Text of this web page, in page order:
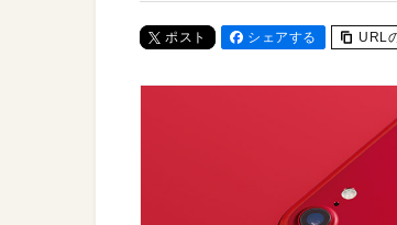
ポスト シェアする URL